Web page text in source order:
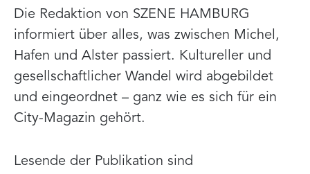
Die Redaktion von SZENE HAMBURG
informiert über alles, was zwischen Michel,
Hafen und Alster passiert. Kultureller und
gesellschaftlicher Wandel wird abgebildet
und eingeordnet – ganz wie es sich für ein
City-Magazin gehört.
Lesende der Publikation sind